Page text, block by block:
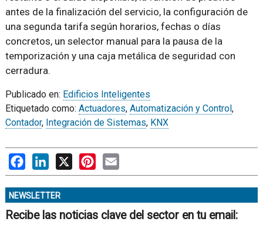
antes de la finalización del servicio, la configuración de
una segunda tarifa según horarios, fechas o días
concretos, un selector manual para la pausa de la
temporización y una caja metálica de seguridad con
cerradura.
Publicado en: Edificios Inteligentes
Etiquetado como: Actuadores, Automatización y Control,
Contador, Integración de Sistemas, KNX
FacebookLinkedIn
X PinterestEmail
NEWSLETTER
Recibe las noticias clave del sector en tu email: